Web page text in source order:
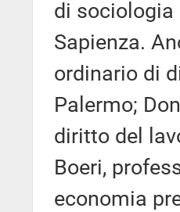
di sociologia
Sapienza.
ordinario di
Palermo;
diritto del
Boeri,
economia